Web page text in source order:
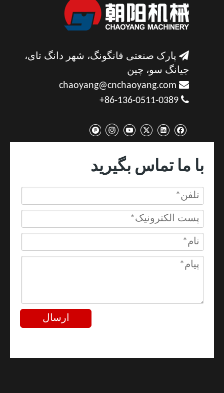
 پارک صنعتی فانگونگ، شهر دانگ تای،
جیانگ سو، چین

chaoyang@cnchaoyang.com

با ما تماس بگیرید
ارسال